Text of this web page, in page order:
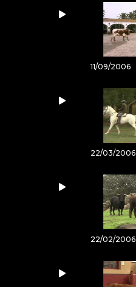
11/09/2006
22/03/2006
22/02/2006